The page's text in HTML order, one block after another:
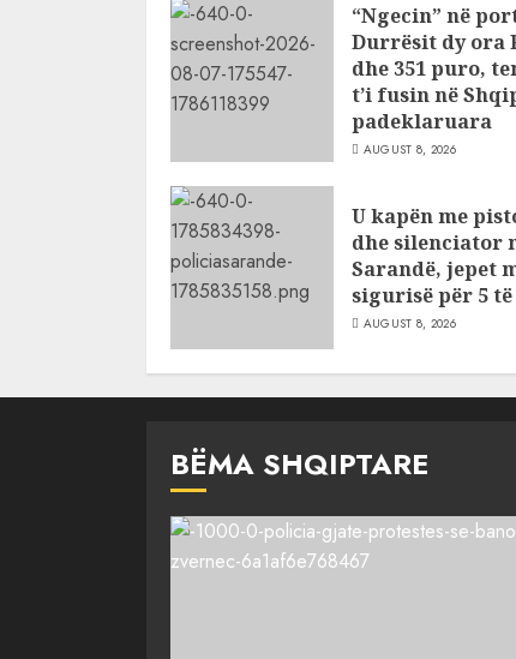
“Ngecin” në
Durrësit dy ora
dhe 351 puro,
t’i fusin në
padeklaruara
AUGUST 8, 2026
U kapën me
dhe silenciator
Sarandë, jepet
sigurisë për 5
AUGUST 8, 2026
BËMA SHQIPTARE